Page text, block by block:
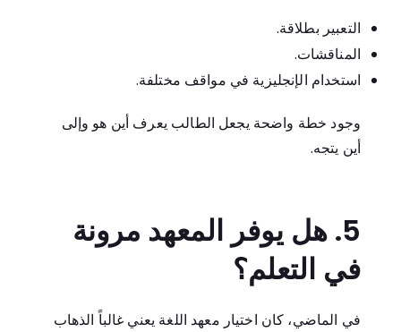
التعبير بطلاقة.
المناقشات.
استخدام الإنجليزية في مواقف مختلفة.
وجود خطة واضحة يجعل الطالب يعرف أين هو وإلى
أين يتجه.
5. هل يوفر المعهد مرونة
في التعلم؟
في الماضي، كان اختيار معهد اللغة يعني غالباً الذهاب